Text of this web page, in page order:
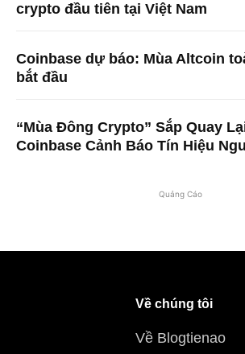
crypto đầu tiên tại Việt Nam
Coinbase dự báo: Mùa Altcoin
bắt đầu
“Mùa Đông Crypto” Sắp Quay
Coinbase Cảnh Báo Tín Hiệu
Quảng Cáo
Về chúng tôi
Về Blogtienao